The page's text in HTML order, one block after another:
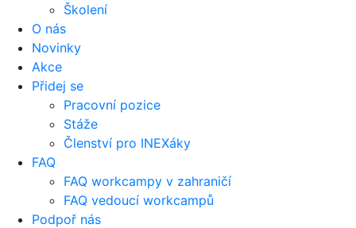
Školení
O nás
Novinky
Akce
Přidej se
Pracovní pozice
Stáže
Členství pro INEXáky
FAQ
FAQ workcampy v zahraničí
FAQ vedoucí workcampů
Podpoř nás